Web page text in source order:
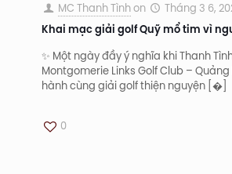
MC Thanh Tìnhon Tháng 3 6,
Khai mạc giải golf Quỹ mổ tim vì
✨ Một ngày đầy ý nghĩa khi Thanh
Montgomerie Links Golf Club –
hành cùng giải golf thiện nguyện [�]
0